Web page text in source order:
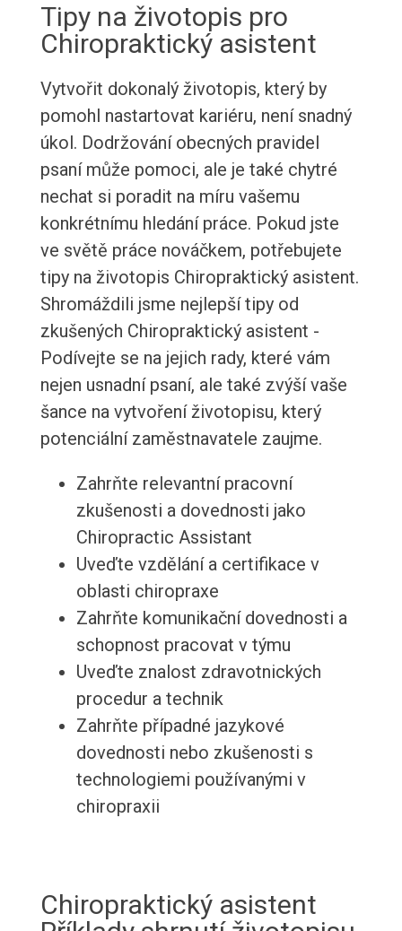
Tipy na životopis pro
Chiropraktický asistent
Vytvořit dokonalý životopis, který by
pomohl nastartovat kariéru, není snadný
úkol. Dodržování obecných pravidel
psaní může pomoci, ale je také chytré
nechat si poradit na míru vašemu
konkrétnímu hledání práce. Pokud jste
ve světě práce nováčkem, potřebujete
tipy na životopis Chiropraktický asistent.
Shromáždili jsme nejlepší tipy od
zkušených Chiropraktický asistent -
Podívejte se na jejich rady, které vám
nejen usnadní psaní, ale také zvýší vaše
šance na vytvoření životopisu, který
potenciální zaměstnavatele zaujme.
Zahrňte relevantní pracovní
zkušenosti a dovednosti jako
Chiropractic Assistant
Uveďte vzdělání a certifikace v
oblasti chiropraxe
Zahrňte komunikační dovednosti a
schopnost pracovat v týmu
Uveďte znalost zdravotnických
procedur a technik
Zahrňte případné jazykové
dovednosti nebo zkušenosti s
technologiemi používanými v
chiropraxii
Chiropraktický asistent